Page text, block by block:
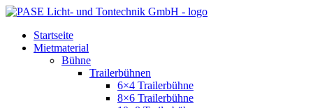
Zum
springenStartseite
Mietmaterial
Bühne
Trailerbühnen
6×4 Trailerbühne
8×6 Trailerbühne